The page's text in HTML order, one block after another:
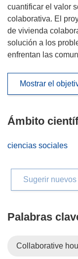
cuantificar el valor
colaborativa. El
de vivienda
solución a los
enfrentan las
Mostrar el
Ámbito
ciencias sociales
Sugerir
Palabras
Collaborative